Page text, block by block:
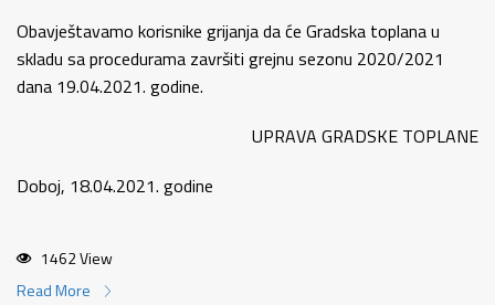
Obavještavamo korisnike grijanja da će Gradska toplana u
skladu sa procedurama završiti grejnu sezonu 2020/2021
dana 19.04.2021. godine.
UPRAVA GRADSKE TOPLANE
Doboj, 18.04.2021. godine
1462 View
Read More